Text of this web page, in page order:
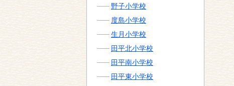
野子小学校
度島小学校
生月小学校
田平北小学校
田平南小学校
田平東小学校